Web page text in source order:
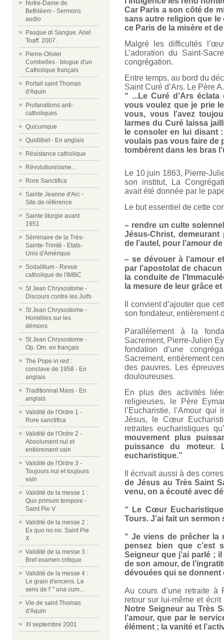
Notre-Dame de
Bethléem - Sermons
audio
Pasque di Sangue. Ariel
Toaff. 2007.
Pierre-Olivier
Combelles - blogue d'un
Catholique français
Portail saint Thomas
d'Aquin
Profanations anti-
catholiques
Quicumque
Quidlibet - En anglais
Résistance catholique
Révolutionnisme...
Rore Sanctifica
Sainte Jeanne d'Arc -
Site de référence
Sainte liturgie avant
1951
Séminaire de la Très-
Sainte-Trinité - Etats-
Unis d'Amérique
Sodalitium - Revue
catholique de l'IMBC
St Jean Chrysostome -
Discours contre les Juifs
St Jean Chrysostome -
Homélies sur les
démons
St Jean Chrysostome -
Op. Om. en français
The Pope in red :
conclave de 1958 - En
anglais
Traditionnal Mass - En
anglais
Validité de l'Ordre 1 -
Rore sanctifica
Validité de l'Ordre 2 -
Absolument nul et
entièrement vain
Validité de l'Ordre 3 -
Toujours nul et toujours
vain
Validité de la messe 1 :
Quo primum tempore -
Saint Pie V
Validité de la messe 2 :
Ex quo no no. Saint Pie
X
Validité de la messe 3 :
Bref examen critique
Validité de la messe 4 :
Le grain d'encens. Le
sens de l' " una cum...
Vie de saint Thomas
d'Aquin
XI septembre 2001
Car Paris a son côté de
sans autre religion que le
ce Paris de la misère et
Malgré les difficultés
L’adoration du Saint-
congrégation.
Entre temps, au bord du
Saint Curé d’Ars. Le Père
“ ...Le Curé d’Ars
vous voulez que je prie
vous, vous l’avez
larmes du Curé laissa
le consoler en lui disant
voulais pas vous faire de
tombèrent dans les bras
Le 10 juin 1863, Pierre-
son institut, La
avait été donnée par le
Le but essentiel de cette
– rendre un culte
Jésus-Christ, demeurant
de l’autel, pour l’amour de
– se dévouer à l’amour
par l’apostolat de
la conduite de
la mesure de leur grâce
Il convient d’ajouter que
son fondateur, entièrement
Parallèlement à la
Sacrement, Pierre-Julien
fondation d’une
Sacrement, entièrement
des pauvres. Les
douloureuses.
En plus des activités
religieuses, le Père
l’Eucharistie, l’Amour
Jésus, le Cœur
retraites eucharistiques
mouvement plus
puissance du moteur.
eucharistique.”
Il écrivait aussi à des
de Jésus au Très Saint
venu, on a écouté avec
“ Le Cœur
Tours. J’ai fait un sermon
“ Je viens de prêcher la
pensez bien que c’est
Seigneur que j’ai parlé ;
de son amour, de
dévouées qui se donnent
Au cours d’une retraite à
retour sur lui-même et
Notre Seigneur au Très
l’amour, que par le
élément ; la vanité et